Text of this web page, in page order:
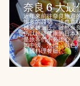
奈良 6 大最
近年來前往奈良旅遊
增多的趨勢，這也意
越來越廣泛。雖然奈
仍以超級健康的日本
是旅客們不必擔心，
如中國、法國、以色
異國料理餐廳。...